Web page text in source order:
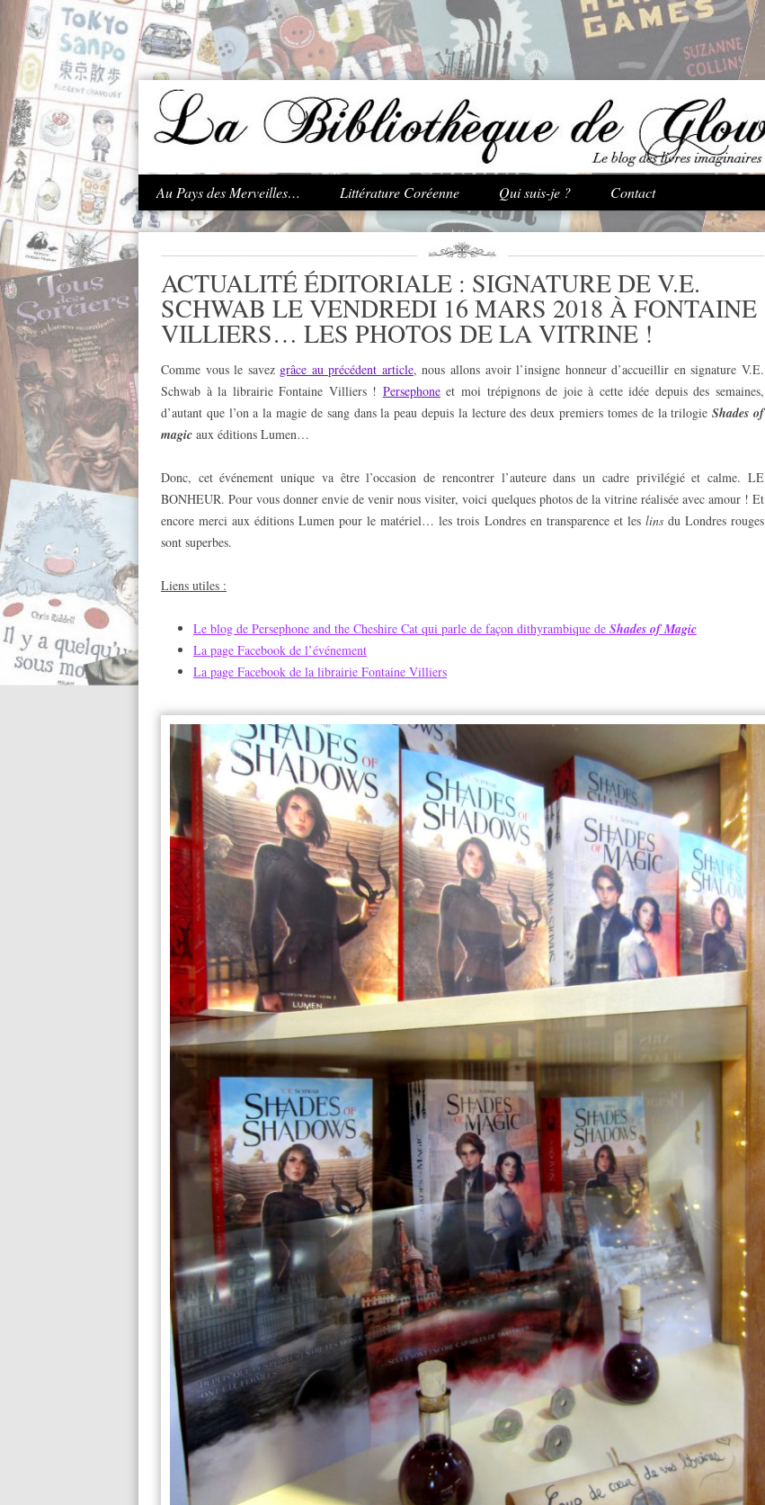
.
Aller au contenu principal
Au Pays des Merveilles… Littérature Coréenne Qui suis-je ? Contact
ACTUALITÉ ÉDITORIALE : SIGNATURE DE V.E.
SCHWAB LE VENDREDI 16 MARS 2018 À FONTAINE
VILLIERS… LES PHOTOS DE LA VITRINE !
Comme vous le savez grâce au précédent article, nous allons avoir l’insigne honneur d’accueillir en signature V.E.
Schwab à la librairie Fontaine Villiers ! Persephoneet moi trépignons de joie à cette idée depuis des semaines,
d’autant que l’on a la magie de sang dans la peau depuis la lecture des deux premiers tomes de la trilogieShades of
magicaux éditions Lumen…
Donc, cet événement unique va être l’occasion de rencontrer l’auteure dans un cadre privilégié et calme. LE
BONHEUR. Pour vous donner envie de venir nous visiter, voici quelques photos de la vitrine réalisée avec amour ! Et
encore merci aux éditions Lumen pour le matériel… les trois Londres en transparence et les linsdu Londres rouges
sont superbes.
Liens utiles :
Le blog de Persephone and the Cheshire Cat qui parle de façon dithyrambique de Shades of Magic
La page Facebook de l’événement
La page Facebook de la librairie Fontaine Villiers